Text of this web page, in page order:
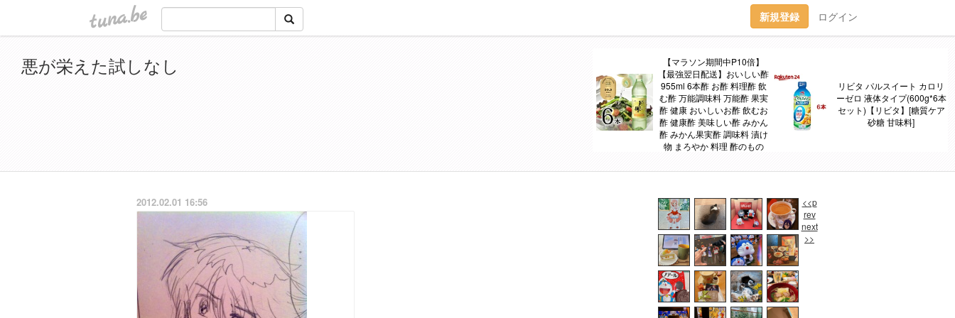
tuna.be 新規登録 ログイン
【マラソン期間中P10倍】
【最強翌日配送】おいしい酢
955ml 6本酢 お酢 料理酢 飲
む酢 万能調味料 万能酢 果実
酢 健康 おいしいお酢 飲むお
酢 健康酢 美味しい酢 みかん
酢 みかん果実酢 調味料 漬け
物 まろやか 料理 酢のもの
リビタ パルスイート カロリ
ーゼロ 液体タイプ(600g*6本
セット)【リビタ】[糖質ケア
砂糖 甘味料]
悪が栄えた試しなし
<<p
rev
next
>>
2012.02.01 16:56